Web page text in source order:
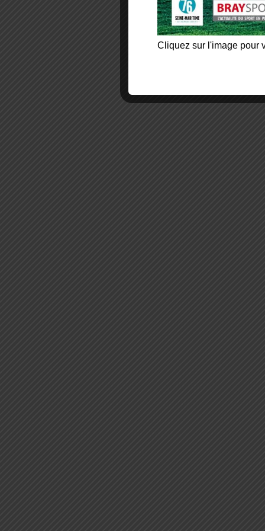
Cliquez sur l'image pour